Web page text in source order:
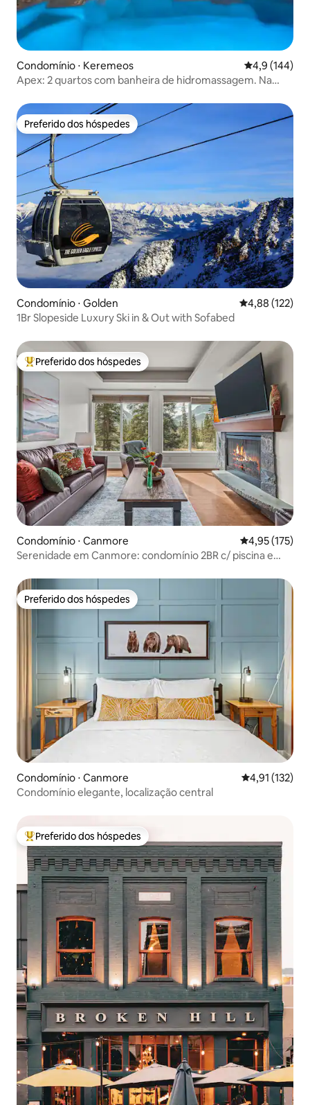
Condomínio ⋅ Keremeos 4,9 de uma
4,9 (144)
Apex: 2 quartos com banheira de hidromassagem. Na
Preferido dos hóspedes
Preferido dos hóspedes
Condomínio ⋅ Golden 4,88 de uma
4,88 (122)
1Br Slopeside Luxury Ski in & Out with Sofabed
Entre os melhores preferidos dos hóspedes
Preferido dos hóspedes
Condomínio ⋅ Canmore 4,95 de uma
4,95 (175)
Serenidade em Canmore: condomínio 2BR c/ piscina e
Preferido dos hóspedes
Preferido dos hóspedes
Condomínio ⋅ Canmore 4,91 de uma
4,91 (132)
Condomínio elegante, localização central
Entre os melhores preferidos dos hóspedes
Preferido dos hóspedes